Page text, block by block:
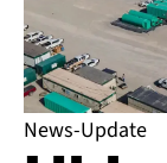
News-Update